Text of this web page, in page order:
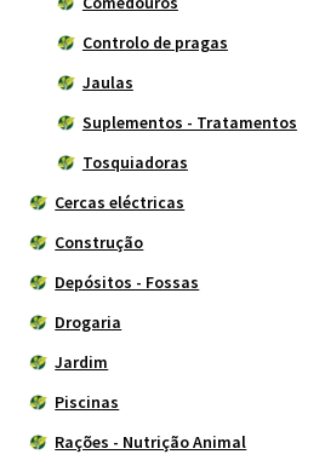
Controlo de pragas
Jaulas
Suplementos - Tratamentos
Tosquiadoras
Cercas eléctricas
Construção
Depósitos - Fossas
Drogaria
Jardim
Piscinas
Rações - Nutrição Animal